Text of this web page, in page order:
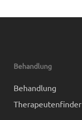
Behandlung
Behandlung
Therapeutenfinder